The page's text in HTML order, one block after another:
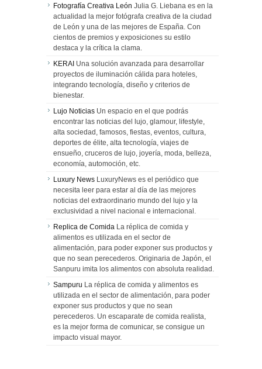
Fotografía Creativa León Julia G. Liebana es en la
actualidad la mejor fotógrafa creativa de la ciudad
de León y una de las mejores de España. Con
cientos de premios y exposiciones su estilo
destaca y la crítica la clama.
KERAI Una solución avanzada para desarrollar
proyectos de iluminación cálida para hoteles,
integrando tecnología, diseño y criterios de
bienestar.
Lujo Noticias Un espacio en el que podrás
encontrar las noticias del lujo, glamour, lifestyle,
alta sociedad, famosos, fiestas, eventos, cultura,
deportes de élite, alta tecnología, viajes de
ensueño, cruceros de lujo, joyería, moda, belleza,
economía, automoción, etc.
Luxury News LuxuryNews es el periódico que
necesita leer para estar al día de las mejores
noticias del extraordinario mundo del lujo y la
exclusividad a nivel nacional e internacional.
Replica de Comida La réplica de comida y
alimentos es utilizada en el sector de
alimentación, para poder exponer sus productos y
que no sean perecederos. Originaria de Japón, el
Sanpuru imita los alimentos con absoluta realidad.
Sampuru La réplica de comida y alimentos es
utilizada en el sector de alimentación, para poder
exponer sus productos y que no sean
perecederos. Un escaparate de comida realista,
es la mejor forma de comunicar, se consigue un
impacto visual mayor.